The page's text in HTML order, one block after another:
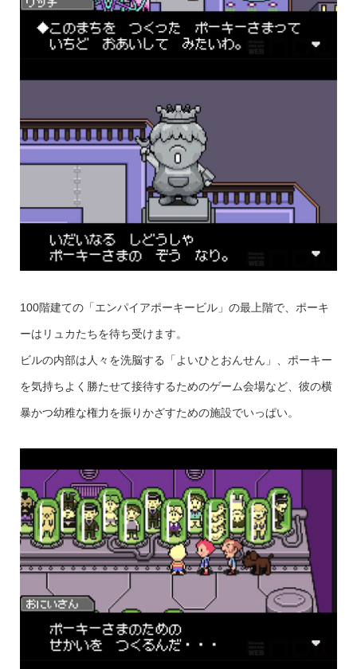
100階建ての「エンパイアポーキービル」の最上階で、ポーキ
ーはリュカたちを待ち受けます。
ビルの内部は人々を洗脳する「よいひとおんせん」、ポーキー
を気持ちよく勝たせて接待するためのゲーム会場など、彼の横
暴かつ幼稚な権力を振りかざすための施設でいっぱい。